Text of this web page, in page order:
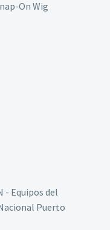
On Wig
- Equipos del
Puerto